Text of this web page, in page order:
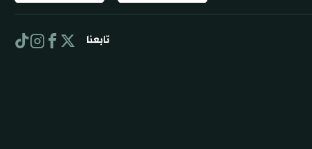
تابعنا